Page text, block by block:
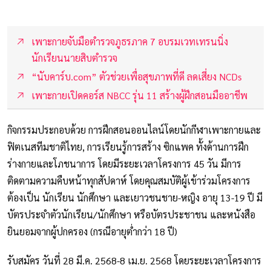
เพาะกายจับมือตำรวจภูธรภาค 7 อบรมเวทเทรนนิ่ง
นักเรียนนายสิบตำรวจ
“นับคาร์บ.com” ตัวช่วยเพื่อสุขภาพที่ดี ลดเสี่ยง NCDs
เพาะกายเปิดคอร์ส NBCC รุ่น 11 สร้างผู้ฝึกสอนมืออาชีพ
กิจกรรมประกอบด้วย การฝึกสอนออนไลน์โดยนักกีฬาเพาะกายและ
ฟิตเนสทีมชาติไทย, การเรียนรู้การสร้าง ซิกแพค ทั้งด้านการฝึก
ร่างกายและโภชนาการ โดยมีระยะเวลาโครงการ 45 วัน มีการ
ติดตามความคืบหน้าทุกสัปดาห์ โดยคุณสมบัติผู้เข้าร่วมโครงการ
ต้องเป็น นักเรียน นักศึกษา และเยาวชนชาย-หญิง อายุ 13-19 ปี มี
บัตรประจำตัวนักเรียน/นักศึกษา หรือบัตรประชาชน และหนังสือ
ยินยอมจากผู้ปกครอง (กรณีอายุต่ำกว่า 18 ปี)
รับสมัคร วันที่ 28 มี.ค. 2568-8 เม.ย. 2568 โดยระยะเวลาโครงการ